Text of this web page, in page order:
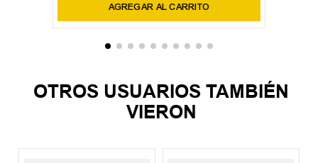
AGREGAR AL CARRITO
OTROS USUARIOS TAMBIÉN
VIERON